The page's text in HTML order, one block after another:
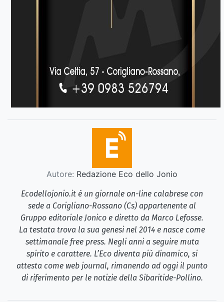
Autore: Redazione Eco dello Jonio
Ecodellojonio.it è un giornale on-line calabrese con
sede a Corigliano-Rossano (Cs) appartenente al
Gruppo editoriale Jonico e diretto da Marco Lefosse.
La testata trova la sua genesi nel 2014 e nasce come
settimanale free press. Negli anni a seguire muta
spirito e carattere. L’Eco diventa più dinamico, si
attesta come web journal, rimanendo ad oggi il punto
di riferimento per le notizie della Sibaritide-Pollino.